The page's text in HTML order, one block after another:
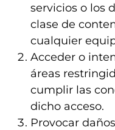
servicios o los
clase de
cualquier
Acceder o
áreas
cumplir las
dicho acceso.
Provocar